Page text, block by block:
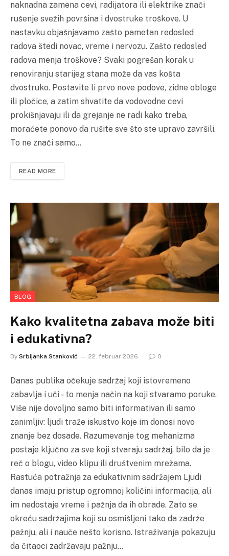
naknadna zamena cevi, radijatora ili elektrike znači
rušenje svežih površina i dvostruke troškove. U
nastavku objašnjavamo zašto pametan redosled
radova štedi novac, vreme i nervozu. Zašto redosled
radova menja troškove? Svaki pogrešan korak u
renoviranju starijeg stana može da vas košta
dvostruko. Postavite li prvo nove podove, zidne obloge
ili pločice, a zatim shvatite da vodovodne cevi
prokišnjavaju ili da grejanje ne radi kako treba,
moraćete ponovo da rušite sve što ste upravo završili.
To ne znači samo…
READ MORE
BLOG
Kako kvalitetna zabava može biti
i edukativna?
By Srbijanka Stanković 22. februar 2026. 0
Danas publika očekuje sadržaj koji istovremeno
zabavlja i uči – to menja način na koji stvaramo poruke.
Više nije dovoljno samo biti informativan ili samo
zanimljiv: ljudi traže iskustvo koje im donosi novo
znanje bez dosade. Razumevanje tog mehanizma
postaje ključno za sve koji stvaraju sadržaj, bilo da je
reč o blogu, video klipu ili društvenim mrežama.
Rastuća potražnja za edukativnim sadržajem Ljudi
danas imaju pristup ogromnoj količini informacija, ali
im nedostaje vreme i pažnja da ih obrade. Zato se
okreću sadržajima koji su osmišljeni tako da zadrže
pažnju, ali i nauče nešto korisno. Istraživanja pokazuju
da čitaoci zadržavaju pažnju…